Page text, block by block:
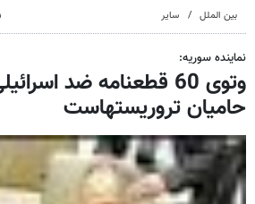
بین الملل سایر
نماینده سوریه:
وتوی 60 قطعنامه ضد
حامیان تروریستهاست